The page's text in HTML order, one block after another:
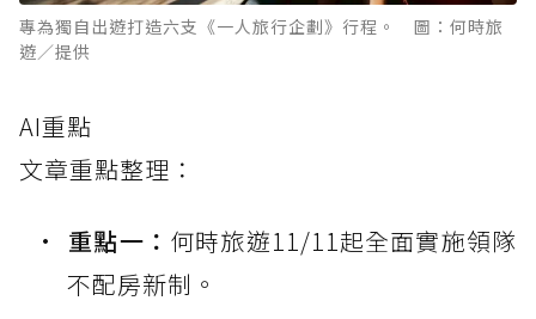
專為獨自出遊打造六支《一人旅行企劃》行程。 圖：何時旅
遊／提供
AI重點
文章重點整理：
重點一： 何時旅遊11/11起全面實施領隊
不配房新制。